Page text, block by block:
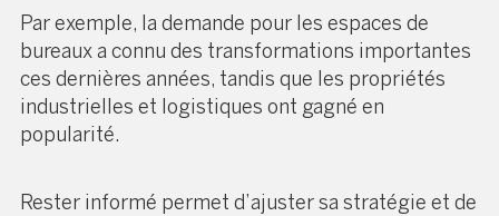
Par exemple, la demande pour les espaces de
bureaux a connu des transformations importantes
ces dernières années, tandis que les propriétés
industrielles et logistiques ont gagné en
popularité.
Rester informé permet d’ajuster sa stratégie et de